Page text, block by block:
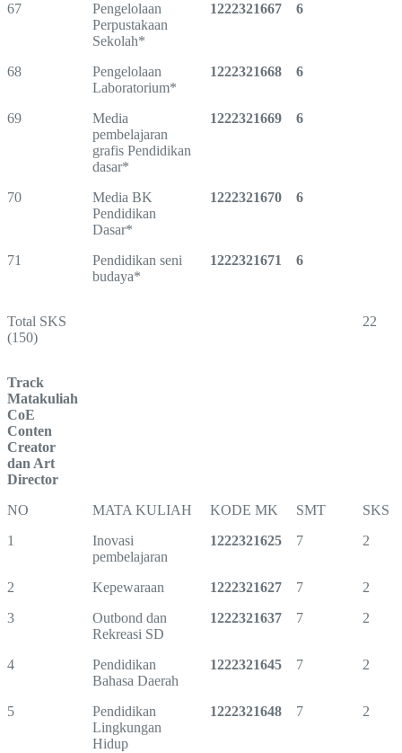
67
Pengelolaan
Perpustakaan
Sekolah*
1222321667 6
68
Pengelolaan
Laboratorium*
1222321668 6
69
Media
pembelajaran
grafis Pendidikan
dasar*
1222321669 6
70
Media BK
Pendidikan
Dasar*
1222321670 6
71
Pendidikan seni
budaya*
1222321671 6
Total SKS
(150)
22
Track
Matakuliah
CoE
Conten
Creator
dan Art
Director
NO
MATA KULIAH KODE MK SMT
SKS
1
Inovasi
pembelajaran
1222321625 7 2
2 Kepewaraan 1222321627 7
2
3
Outbond dan
Rekreasi SD
1222321637 7 2
4
Pendidikan
Bahasa Daerah
1222321645 7 2
5
Pendidikan
Lingkungan
Hidup
1222321648 7 2